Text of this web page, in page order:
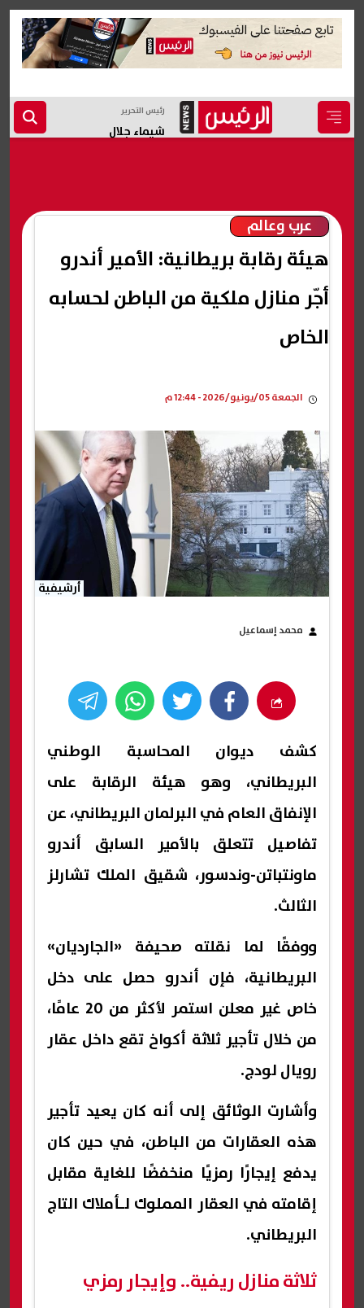
رئيس التحرير
شيماء جلال
عرب وعالم
هيئة رقابة بريطانية: الأمير أندرو
أجّر منازل ملكية من الباطن لحسابه
الخاص
الجمعة 05/يونيو/2026 - 12:44 م
أرشيفية
محمد إسماعيل
كشف ديوان المحاسبة الوطني
البريطاني، وهو هيئة الرقابة على
الإنفاق العام في البرلمان البريطاني، عن
تفاصيل تتعلق بالأمير السابق أندرو
ماونتباتن-وندسور، شقيق الملك تشارلز
الثالث.
ووفقًا لما نقلته صحيفة «الجارديان»
البريطانية، فإن أندرو حصل على دخل
خاص غير معلن استمر لأكثر من 20 عامًا،
من خلال تأجير ثلاثة أكواخ تقع داخل عقار
رويال لودج.
وأشارت الوثائق إلى أنه كان يعيد تأجير
هذه العقارات من الباطن، في حين كان
يدفع إيجارًا رمزيًا منخفضًا للغاية مقابل
إقامته في العقار المملوك لـأملاك التاج
البريطاني.
ثلاثة منازل ريفية.. وإيجار رمزي